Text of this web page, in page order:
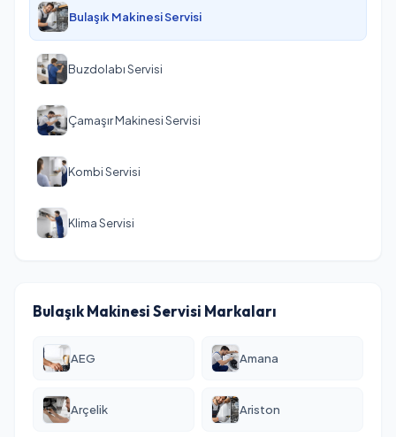
Bulaşık Makinesi Servisi
Buzdolabı Servisi
Çamaşır Makinesi Servisi
Kombi Servisi
Klima Servisi
Bulaşık Makinesi Servisi Markaları
AEG Amana
Arçelik Ariston